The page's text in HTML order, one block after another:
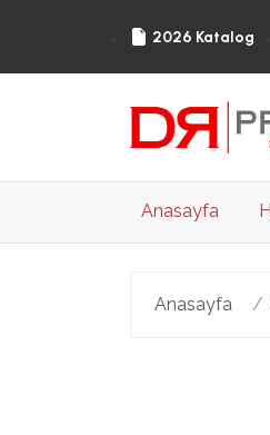
2026 Katalog
Anasayfa
Anasayfa